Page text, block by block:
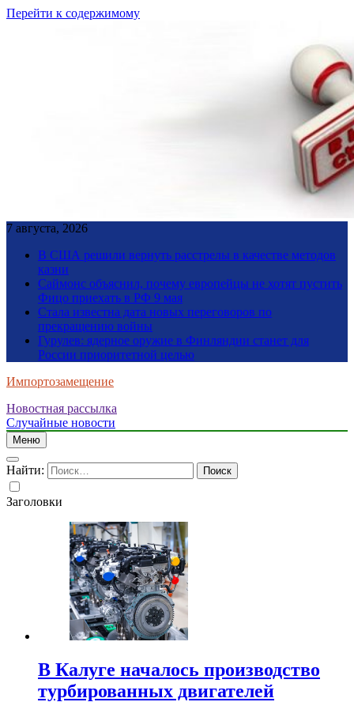
Перейти к содержимому
7 августа, 2026
В США решили вернуть расстрелы в качестве методов
казни
Саймонс объяснил, почему европейцы не хотят пустить
Фицо приехать в РФ 9 мая
Стала известна дата новых переговоров по
прекращению войны
Гурулев: ядерное оружие в Финляндии станет для
России приоритетной целью
Импортозамещение
Новостная рассылка
Случайные новости
Меню
Найти:
Заголовки
В Калуге началось производство
турбированных двигателей